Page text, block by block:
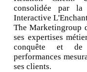
consolidée par la
Interactive
The Marketingroup
ses expertises
conquête et de
performances
ses clients.